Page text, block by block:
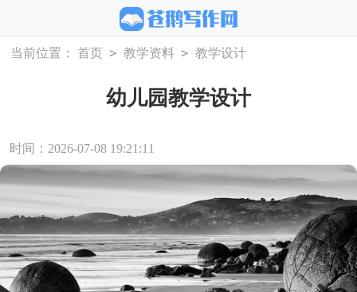
当前位置： 首页 > 教学资料 > 教学设计
幼儿园教学设计
时间：2026-07-08 19:21:11